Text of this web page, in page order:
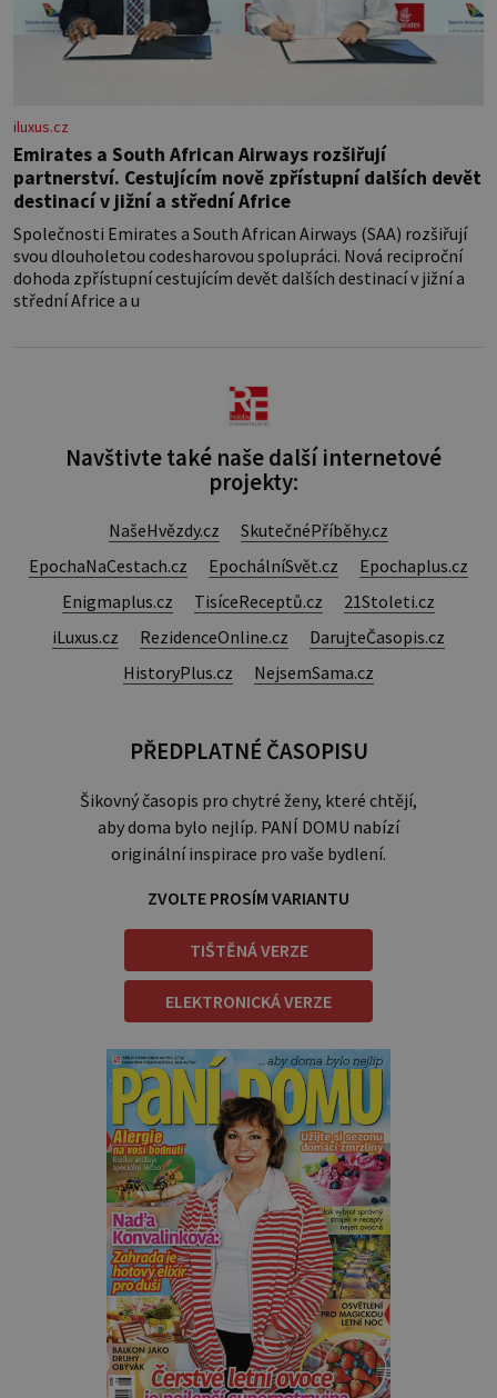
iluxus.cz
Emirates a South African Airways rozšiřují
partnerství. Cestujícím nově zpřístupní dalších devět
destinací v jižní a střední Africe
Společnosti Emirates a South African Airways (SAA) rozšiřují
svou dlouholetou codesharovou spolupráci. Nová reciproční
dohoda zpřístupní cestujícím devět dalších destinací v jižní a
střední Africe a u
Navštivte také naše další internetové
projekty:
NašeHvězdy.cz
SkutečnéPříběhy.cz
EpochaNaCestach.cz
EpochálníSvět.cz
Epochaplus.cz
Enigmaplus.cz
TisíceReceptů.cz
21Stoleti.cz
iLuxus.cz
RezidenceOnline.cz
DarujteČasopis.cz
HistoryPlus.cz
NejsemSama.cz
PŘEDPLATNÉ ČASOPISU
Šikovný časopis pro chytré ženy, které chtějí,
aby doma bylo nejlíp. PANÍ DOMU nabízí
originální inspirace pro vaše bydlení.
ZVOLTE PROSÍM VARIANTU
TIŠTĚNÁ VERZE
ELEKTRONICKÁ VERZE